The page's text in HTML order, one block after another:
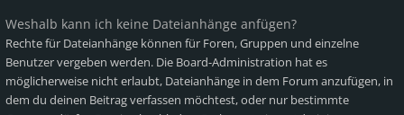
Weshalb kann ich keine Dateianhänge anfügen?
Rechte für Dateianhänge können für Foren, Gruppen und einzelne
Benutzer vergeben werden. Die Board-Administration hat es
möglicherweise nicht erlaubt, Dateianhänge in dem Forum anzufügen, in
dem du deinen Beitrag verfassen möchtest, oder nur bestimmte